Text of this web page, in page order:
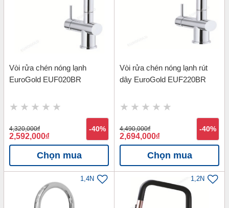
Vòi rửa chén nóng lạnh
EuroGold EUF020BR
4,320,000đ
2,592,000đ
-40%
Chọn mua
Vòi rửa chén nóng lạnh rút
dây EuroGold EUF220BR
4,490,000đ
2,694,000đ
-40%
Chọn mua
1,4N 1,2N